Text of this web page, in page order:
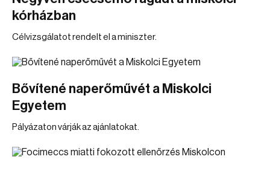
kórházban
Célvizsgálatot rendelt el a miniszter.
Bővítené naperőművét a Miskolci
Egyetem
Pályázaton várják az ajánlatokat.